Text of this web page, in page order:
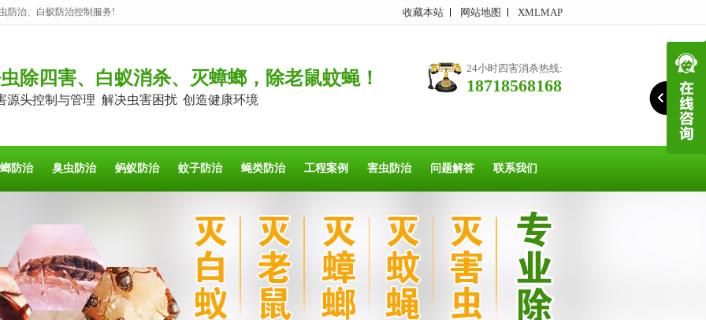
防治、白蚁防治控制服务! 收藏本站 网站地图 XMLMAP
除四害、白蚁消杀、灭蟑螂，除老鼠蚊蝇！
源头控制与管理 解决虫害困扰 创造健康环境
24小时四害消杀热线:
18718568168
防治 臭虫防治 蚂蚁防治 蚊子防治 蝇类防治 工程案例 害虫防治 问题解答 联系我们